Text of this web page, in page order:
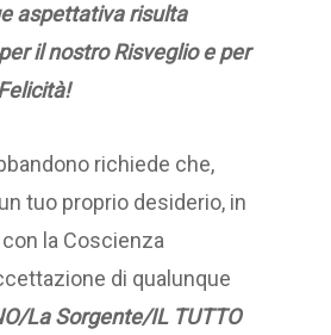
aspettativa risulta
il nostro Risveglio e per
richiede che,
tuo proprio desiderio, in
la Coscienza
di qualunque
La Sorgente/IL TUTTO